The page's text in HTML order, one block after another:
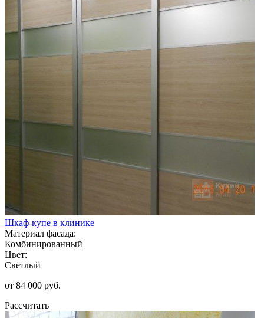
Шкаф-купе в клинике
Материал фасада:
Комбинированный
Цвет:
Светлый
от 84 000 руб.
Рассчитать